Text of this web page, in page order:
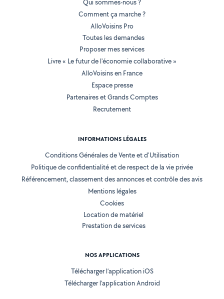
Qui sommes-nous ?
Comment ça marche ?
AlloVoisins Pro
Toutes les demandes
Proposer mes services
Livre « Le futur de l'économie collaborative »
AlloVoisins en France
Espace presse
Partenaires et Grands Comptes
Recrutement
INFORMATIONS LÉGALES
Conditions Générales de Vente et d'Utilisation
Politique de confidentialité et de respect de la vie privée
Référencement, classement des annonces et contrôle des avis
Mentions légales
Cookies
Location de matériel
Prestation de services
NOS APPLICATIONS
Télécharger l’application iOS
Télécharger l’application Android